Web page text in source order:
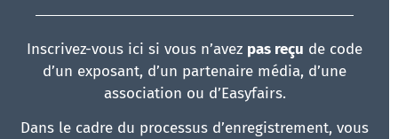
Inscrivez-vous ici si vous n’avez pas reçu de code
d’un exposant, d’un partenaire média, d’une
association ou d’Easyfairs.
Dans le cadre du processus d’enregistrement, vous